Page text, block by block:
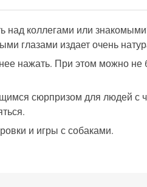
над коллегами или
глазами издает очень
нажать. При этом можно не
сюрпризом для людей с
и игры с собаками.